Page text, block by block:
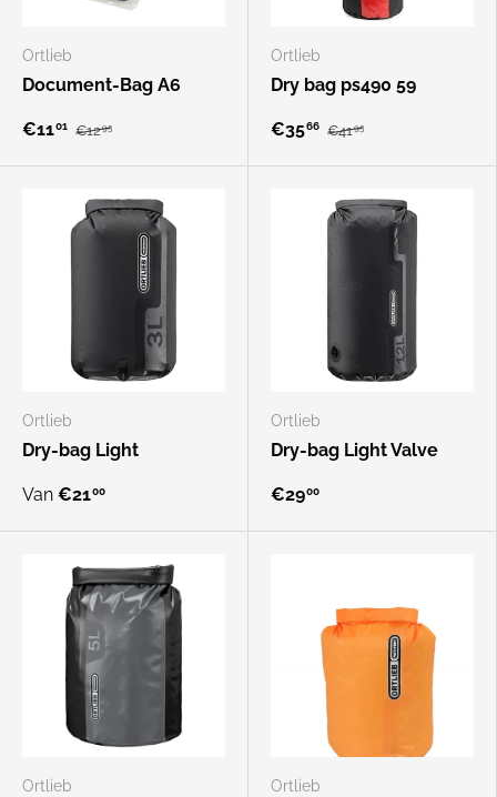
Ortlieb
Document-Bag A6
€1101 €1295
Ortlieb
Dry bag ps490 59
€3566 €4195
Ortlieb
Dry-bag Light
Van €2100
Ortlieb
Dry-bag Light Valve
€2900
Ortlieb Ortlieb